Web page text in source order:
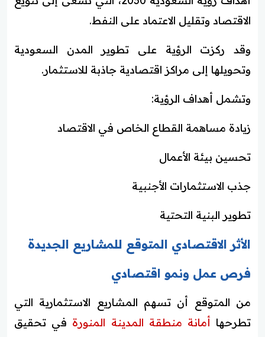
الاقتصاد وتقليل الاعتماد على النفط.
وقد ركزت الرؤية على تطوير المدن السعودية
وتحويلها إلى مراكز اقتصادية جاذبة للاستثمار.
وتشمل أهداف الرؤية:
زيادة مساهمة القطاع الخاص في الاقتصاد
تحسين بيئة الأعمال
جذب الاستثمارات الأجنبية
تطوير البنية التحتية
الأثر الاقتصادي المتوقع للمشاريع الجديدة
فرص عمل ونمو اقتصادي
من المتوقع أن تسهم المشاريع الاستثمارية التي
تطرحها أمانة منطقة المدينة المنورة في تحقيق